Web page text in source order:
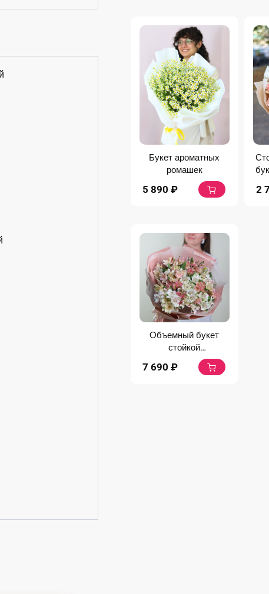
Букет ароматных
ромашек
5 890 ₽ 2
Объемный букет
стойкой
альстромерии микс
7 690 ₽